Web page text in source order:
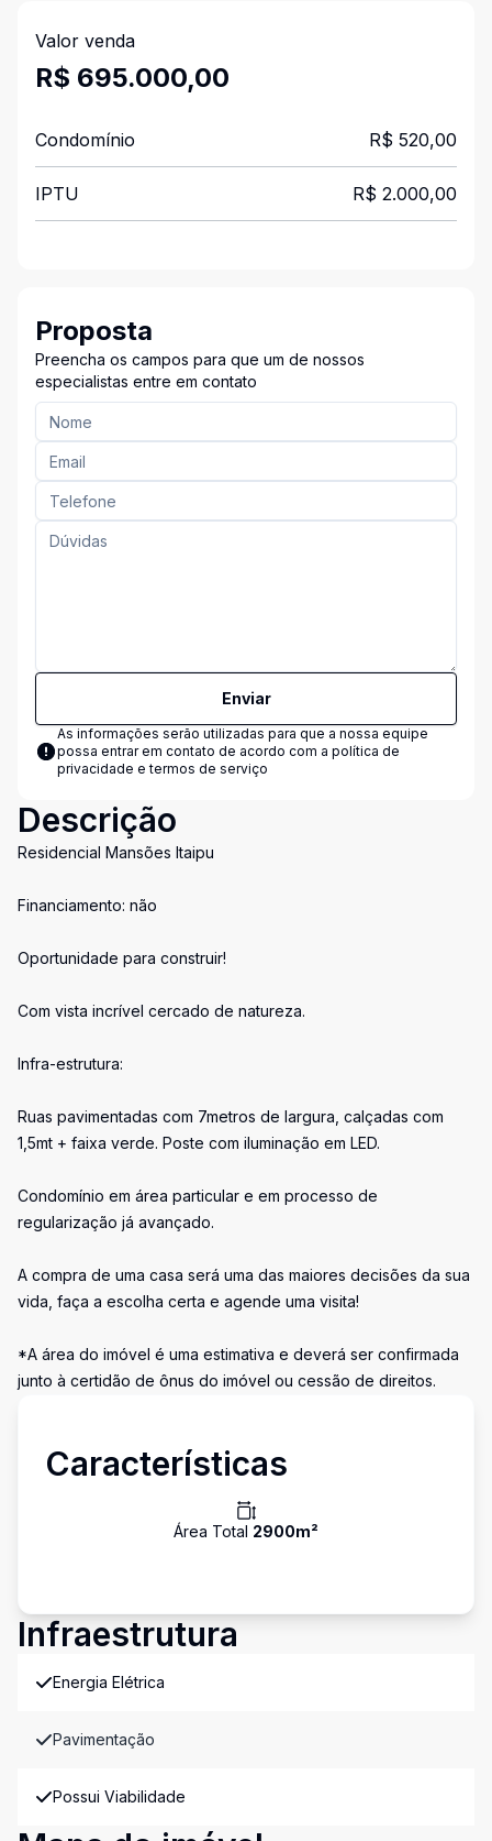
Valor venda
R$ 695.000,00
Condomínio R$ 520,00
IPTU R$ 2.000,00
Proposta
Preencha os campos para que um de nossos
especialistas entre em contato
Enviar
As informações serão utilizadas para que a nossa equipe
possa entrar em contato de acordo com a política de
privacidade e termos de serviço
Descrição
Residencial Mansões Itaipu
Financiamento: não
Oportunidade para construir!
Com vista incrível cercado de natureza.
Infra-estrutura:
Ruas pavimentadas com 7metros de largura, calçadas com
1,5mt + faixa verde. Poste com iluminação em LED.
Condomínio em área particular e em processo de
regularização já avançado.
A compra de uma casa será uma das maiores decisões da sua
vida, faça a escolha certa e agende uma visita!
*A área do imóvel é uma estimativa e deverá ser confirmada
junto à certidão de ônus do imóvel ou cessão de direitos.
Características
Área Total 2900m²
Infraestrutura
Energia Elétrica
Pavimentação
Possui Viabilidade